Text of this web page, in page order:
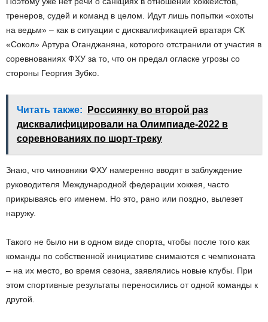
тренеров, судей и команд в целом. Идут лишь попытки «охоты
на ведьм» – как в ситуации с дисквалификацией вратаря СК
«Сокол» Артура Оганджаняна, которого отстранили от участия в
соревнованиях ФХУ за то, что он предал огласке угрозы со
стороны Георгия Зубко.
Читать также:
Россиянку во второй раз
дисквалифицировали на Олимпиаде-2022 в
соревнованиях по шорт-треку
Знаю, что чиновники ФХУ намеренно вводят в заблуждение
руководителя Международной федерации хоккея, часто
прикрываясь его именем. Но это, рано или поздно, вылезет
наружу.
Такого не было ни в одном виде спорта, чтобы после того как
команды по собственной инициативе снимаются с чемпионата
– на их место, во время сезона, заявлялись новые клубы. При
этом спортивные результаты переносились от одной команды к
другой.